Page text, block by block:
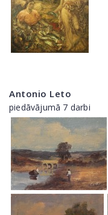
Antonio Leto
piedāvājumā 7 darbi